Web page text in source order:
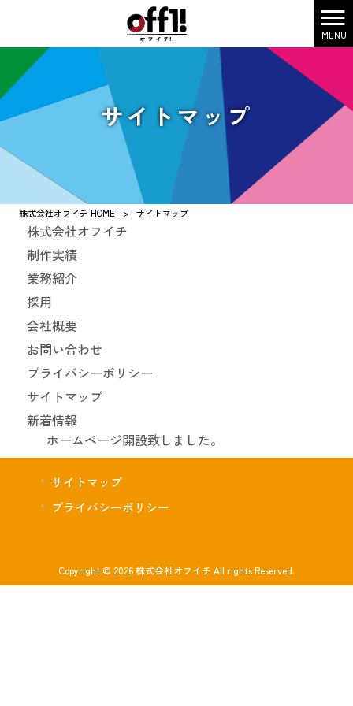
MENU
サイトマップ
株式会社オフイチ HOME > サイトマップ
株式会社オフイチ
制作実績
業務紹介
採用
会社概要
お問い合わせ
プライバシーポリシー
サイトマップ
新着情報
ホームページ開設致しました。
サイトマップ
プライバシーポリシー
Copyright © 2026 株式会社オフイチ All rights Reserved.